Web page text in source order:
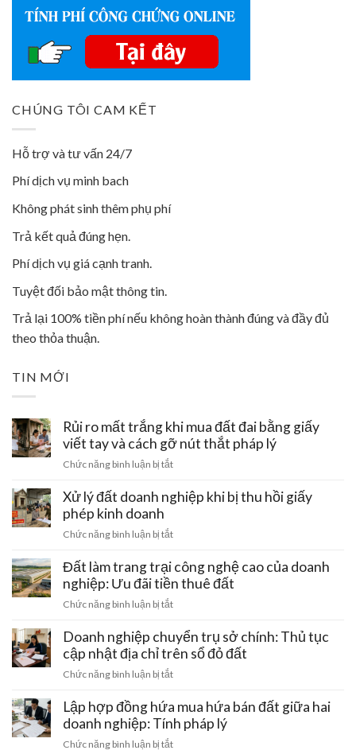
CHÚNG TÔI CAM KẾT
Hỗ trợ và tư vấn 24/7
Phí dịch vụ minh bach
Không phát sinh thêm phụ phí
Trả kết quả đúng hẹn.
Phí dịch vụ giá cạnh tranh.
Tuyệt đối bảo mật thông tin.
Trả lại 100% tiền phí nếu không hoàn thành đúng và đầy đủ
theo thỏa thuận.
TIN MỚI
Rủi ro mất trắng khi mua đất đai bằng giấy
viết tay và cách gỡ nút thắt pháp lý
Chức năng bình luận bị tắtở
ro
khi
đất
đai
viết
tay
và
cách
nút
thắt
lý
Xử lý đất doanh nghiệp khi bị thu hồi giấy
phép kinh doanh
Chức năng bình luận bị tắtở
lý
đất
nghiệp
bị
thu
kinh
doanh
Đất làm trang trại công nghệ cao của doanh
nghiệp: Ưu đãi tiền thuê đất
Chức năng bình luận bị tắtở
làm
trang
công
cao
của
Doanh nghiệp chuyển trụ sở chính: Thủ tục
cập nhật địa chỉ trên sổ đỏ đất
Chức năng bình luận bị tắtở
nghiệp
chuyển
trụ
sở
Lập hợp đồng hứa mua hứa bán đất giữa hai
doanh nghiệp: Tính pháp lý
Chức năng bình luận bị tắtở